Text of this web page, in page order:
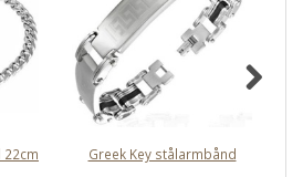
Greek Key stålarmbånd